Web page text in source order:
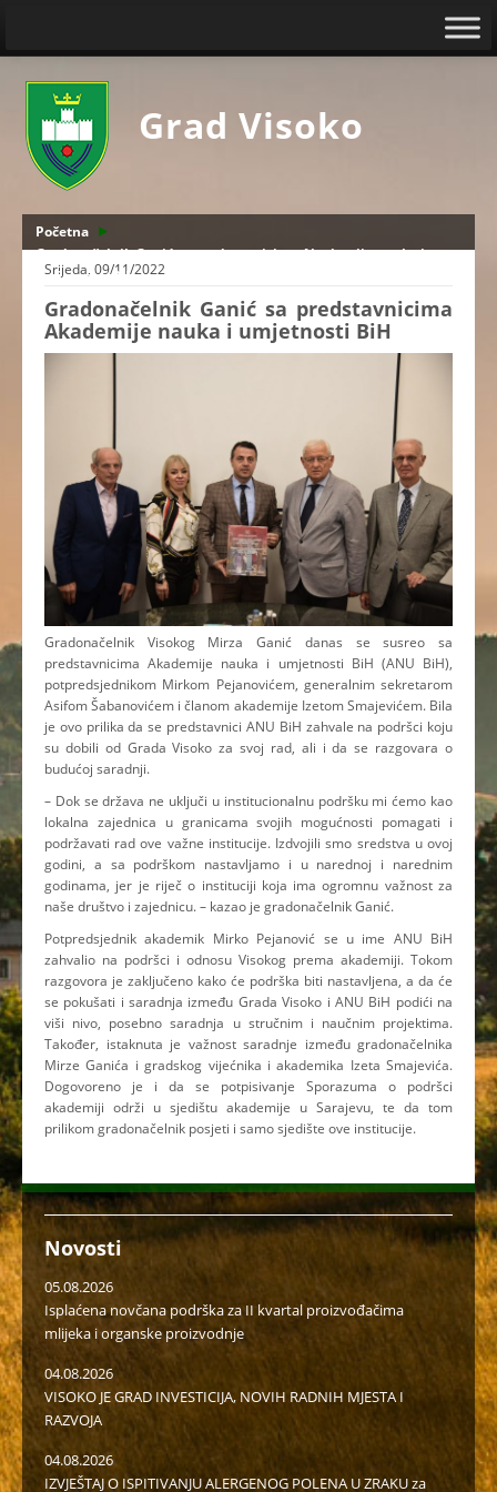
Grad Visoko
Početna
Gradonačelnik Ganić sa predstavnicima Akademije nauka i
umjetnosti BiH
Srijeda, 09/11/2022
Gradonačelnik Ganić sa predstavnicima
Akademije nauka i umjetnosti BiH
Gradonačelnik Visokog Mirza Ganić danas se susreo sa
predstavnicima Akademije nauka i umjetnosti BiH (ANU BiH),
potpredsjednikom Mirkom Pejanovićem, generalnim sekretarom
Asifom Šabanovićem i članom akademije Izetom Smajevićem. Bila
je ovo prilika da se predstavnici ANU BiH zahvale na podršci koju
su dobili od Grada Visoko za svoj rad, ali i da se razgovara o
budućoj saradnji.
– Dok se država ne uključi u institucionalnu podršku mi ćemo kao
lokalna zajednica u granicama svojih mogućnosti pomagati i
podržavati rad ove važne institucije. Izdvojili smo sredstva u ovoj
godini, a sa podrškom nastavljamo i u narednoj i narednim
godinama, jer je riječ o instituciji koja ima ogromnu važnost za
naše društvo i zajednicu. – kazao je gradonačelnik Ganić.
Potpredsjednik akademik Mirko Pejanović se u ime ANU BiH
zahvalio na podršci i odnosu Visokog prema akademiji. Tokom
razgovora je zaključeno kako će podrška biti nastavljena, a da će
se pokušati i saradnja između Grada Visoko i ANU BiH podići na
viši nivo, posebno saradnja u stručnim i naučnim projektima.
Također, istaknuta je važnost saradnje između gradonačelnika
Mirze Ganića i gradskog vijećnika i akademika Izeta Smajevića.
Dogovoreno je i da se potpisivanje Sporazuma o podršci
akademiji održi u sjedištu akademije u Sarajevu, te da tom
prilikom gradonačelnik posjeti i samo sjedište ove institucije.
Novosti
05.08.2026
Isplaćena novčana podrška za II kvartal proizvođačima
mlijeka i organske proizvodnje
04.08.2026
VISOKO JE GRAD INVESTICIJA, NOVIH RADNIH MJESTA I
RAZVOJA
04.08.2026
IZVJEŠTAJ O ISPITIVANJU ALERGENOG POLENA U ZRAKU za